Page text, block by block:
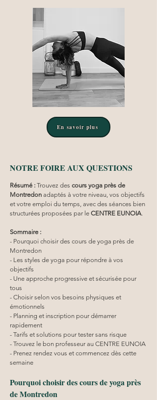
En savoir plus
NOTRE FOIRE AUX QUESTIONS
Résumé : Trouvez des cours yoga près de
Montredon adaptés à votre niveau, vos objectifs
et votre emploi du temps, avec des séances bien
structurées proposées par le CENTRE EUNOIA.
Sommaire :
- Pourquoi choisir des cours de yoga près de
Montredon
- Les styles de yoga pour répondre à vos
objectifs
- Une approche progressive et sécurisée pour
tous
- Choisir selon vos besoins physiques et
émotionnels
- Planning et inscription pour démarrer
rapidement
- Tarifs et solutions pour tester sans risque
- Trouvez le bon professeur au CENTRE EUNOIA
- Prenez rendez vous et commencez dès cette
semaine
Pourquoi choisir des cours de yoga près
de Montredon